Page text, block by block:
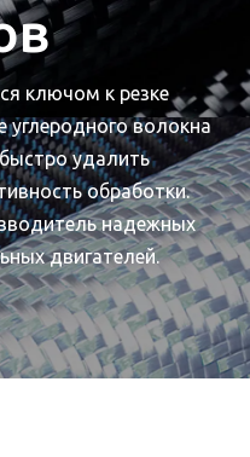
ключом к резке
углеродного волокна
удалить
обработки.
надежных
двигателей.